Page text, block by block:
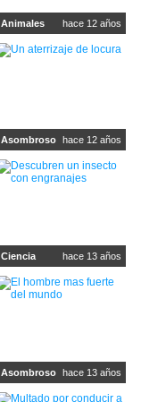
Animales hace 12 años
Asombroso hace 12 años
Ciencia hace 13 años
Asombroso hace 13 años